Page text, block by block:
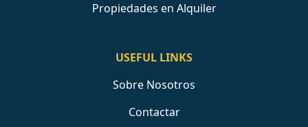
Propiedades en Alquiler
USEFUL LINKS
Sobre Nosotros
Contactar